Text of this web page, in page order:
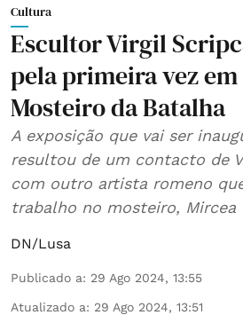
Cultura
Escultor Virgil
pela primeira vez
Mosteiro da Batalha
A exposição que vai ser
resultou de um contacto de
com outro artista romeno
trabalho no mosteiro, Mircea
DN/Lusa
Publicado a: 29 Ago 2024, 13:55
Atualizado a: 29 Ago 2024, 13:51